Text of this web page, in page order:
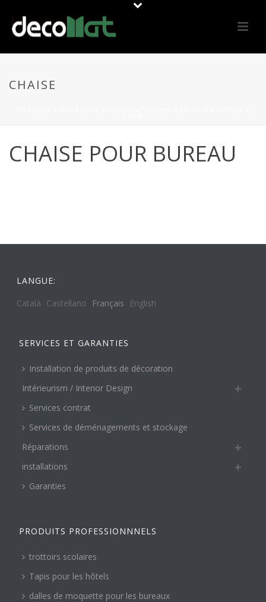
CHAISE
CHAISE POUR BUREAU
LANGUE:
Català Castellano Français English
SERVICES ET GARANTIES
Installation de produits de décoration
Intérieurism / Interior Design
Services contrat
Services de déménagements et stockage
Réparations
installations
Garanties
PRODUITS PROFESSIONNNELS
trottoirs scolaires
Tapis pour les hôtels
dalles de moquette pour les bureaux